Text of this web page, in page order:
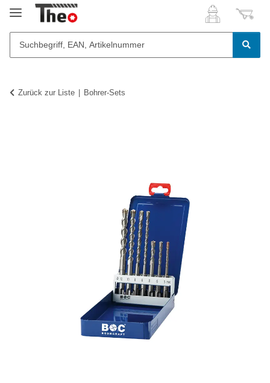
Zurück zur Liste Bohrer-Sets